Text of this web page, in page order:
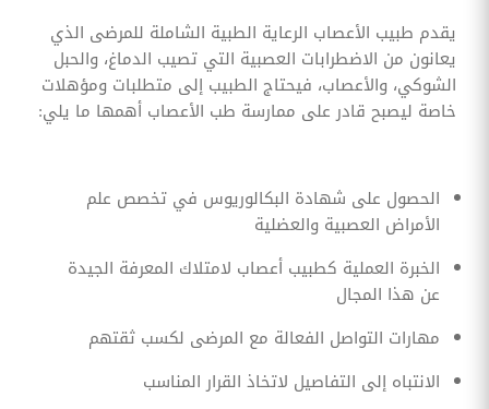
يقدم طبيب الأعصاب الرعاية الطبية الشاملة للمرضى الذي
يعانون من الاضطرابات العصبية التي تصيب الدماغ، والحبل
الشوكي، والأعصاب، فيحتاج الطبيب إلى متطلبات ومؤهلات
خاصة ليصبح قادر على ممارسة طب الأعصاب أهمها ما يلي:
الحصول على شهادة البكالوريوس في تخصص علم
الأمراض العصبية والعضلية
الخبرة العملية كطبيب أعصاب لامتلاك المعرفة الجيدة
عن هذا المجال
مهارات التواصل الفعالة مع المرضى لكسب ثقتهم
الانتباه إلى التفاصيل لاتخاذ القرار المناسب